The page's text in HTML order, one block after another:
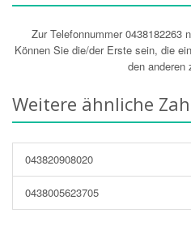
Zur Telefonnummer 0438182263
Können Sie die/der Erste sein, die
den anderen
Weitere ähnliche
043820908020
0438005623705